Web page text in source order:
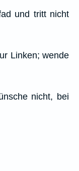
und tritt nicht
Linken; wende
nicht, bei